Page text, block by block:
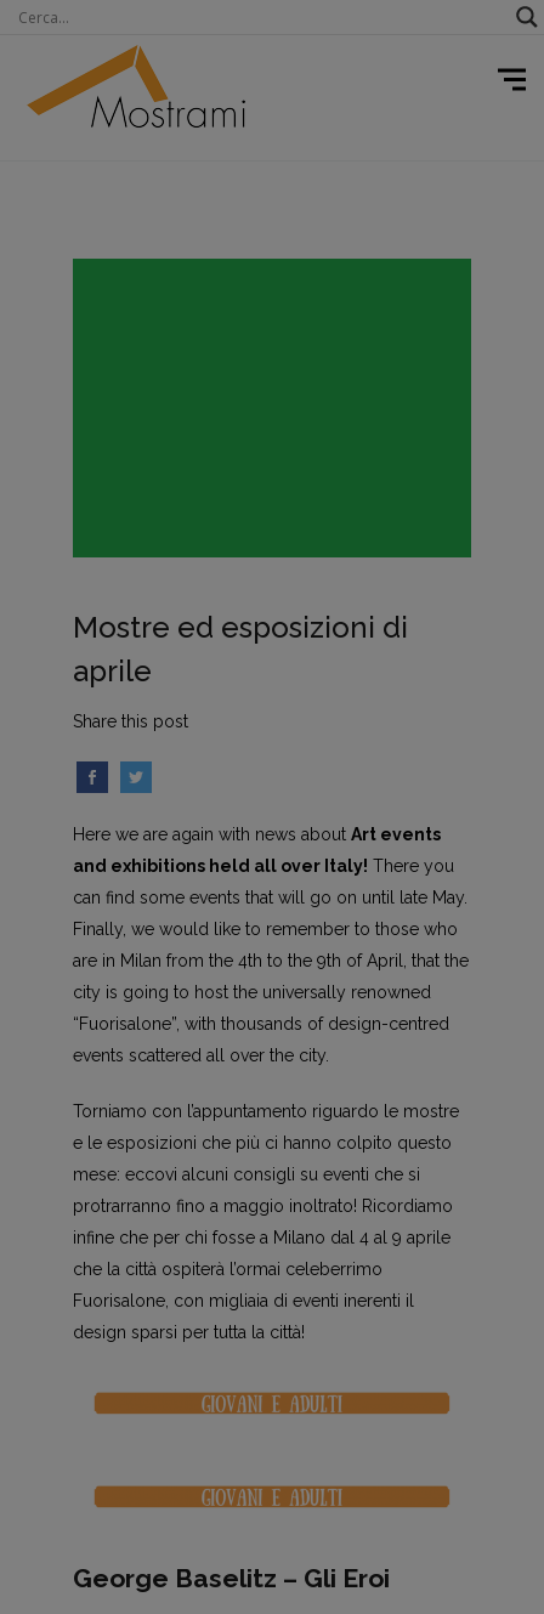
Mostre ed esposizioni di
aprile
Share this post
Here we are again with news about Art events
and exhibitions held all over Italy! There you
can find some events that will go on until late May.
Finally, we would like to remember to those who
are in Milan from the 4th to the 9th of April, that the
city is going to host the universally renowned
“Fuorisalone”, with thousands of design-centred
events scattered all over the city.
Torniamo con l’appuntamento riguardo le mostre
e le esposizioni che più ci hanno colpito questo
mese: eccovi alcuni consigli su eventi che si
protrarranno fino a maggio inoltrato! Ricordiamo
infine che per chi fosse a Milano dal 4 al 9 aprile
che la città ospiterà l’ormai celeberrimo
Fuorisalone, con migliaia di eventi inerenti il
design sparsi per tutta la città!
George Baselitz – Gli Eroi